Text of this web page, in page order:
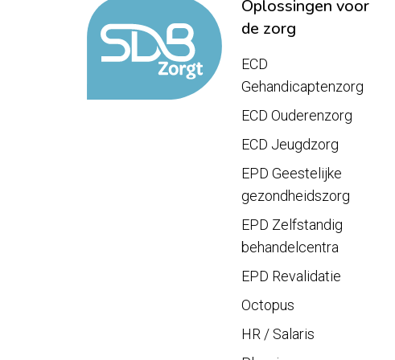
Oplossingen voor
de zorg
ECD
Gehandicaptenzorg
ECD Ouderenzorg
ECD Jeugdzorg
EPD Geestelijke
gezondheidszorg
EPD Zelfstandig
behandelcentra
EPD Revalidatie
Octopus
HR / Salaris